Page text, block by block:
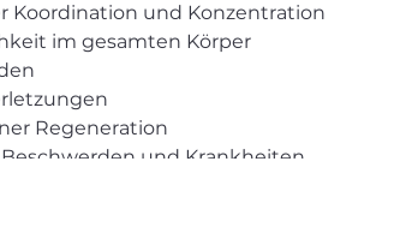
Koordination und Konzentration
im gesamten Körper
Regeneration
Beschwerden und Krankheiten